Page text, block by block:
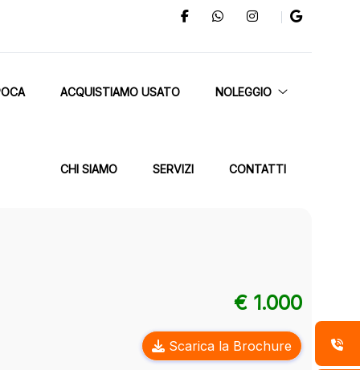
ACQUISTIAMO USATO NOLEGGIO
CHI SIAMO SERVIZI CONTATTI
€ 1.000
Scarica la Brochure